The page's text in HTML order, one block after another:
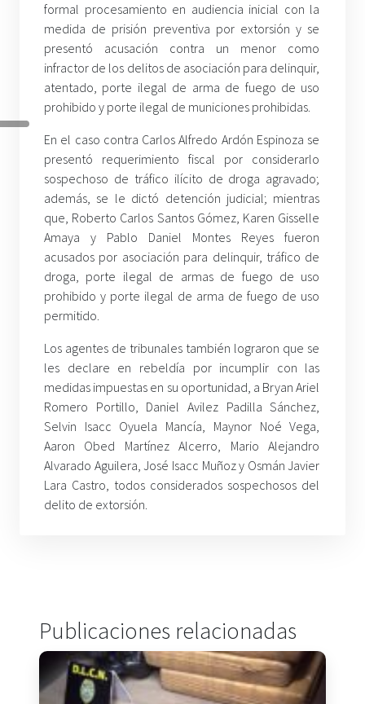
formal procesamiento en audiencia inicial con la
medida de prisión preventiva por extorsión y se
presentó acusación contra un menor como
infractor de los delitos de asociación para delinquir,
atentado, porte ilegal de arma de fuego de uso
prohibido y porte ilegal de municiones prohibidas.
En el caso contra Carlos Alfredo Ardón Espinoza se
presentó requerimiento fiscal por considerarlo
sospechoso de tráfico ilícito de droga agravado;
además, se le dictó detención judicial; mientras
que, Roberto Carlos Santos Gómez, Karen Gisselle
Amaya y Pablo Daniel Montes Reyes fueron
acusados por asociación para delinquir, tráfico de
droga, porte ilegal de armas de fuego de uso
prohibido y porte ilegal de arma de fuego de uso
permitido.
Los agentes de tribunales también lograron que se
les declare en rebeldía por incumplir con las
medidas impuestas en su oportunidad, a Bryan Ariel
Romero Portillo, Daniel Avilez Padilla Sánchez,
Selvin Isacc Oyuela Mancía, Maynor Noé Vega,
Aaron Obed Martínez Alcerro, Mario Alejandro
Alvarado Aguilera, José Isacc Muñoz y Osmán Javier
Lara Castro, todos considerados sospechosos del
delito de extorsión.
Publicaciones relacionadas